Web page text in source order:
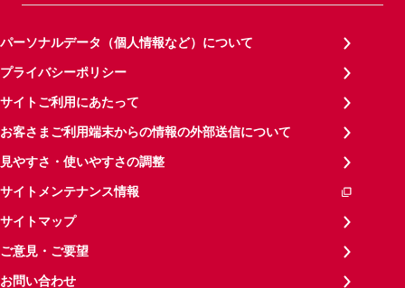
パーソナルデータ（個人情報など）について
プライバシーポリシー
サイトご利用にあたって
お客さまご利用端末からの情報の外部送信について
見やすさ・使いやすさの調整
サイトメンテナンス情報
サイトマップ
ご意見・ご要望
お問い合わせ